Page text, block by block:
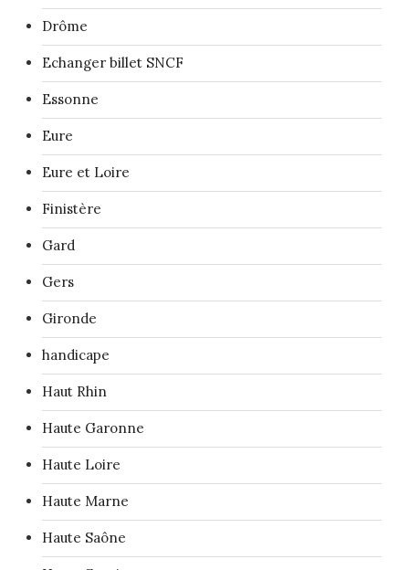
Drôme
Echanger billet SNCF
Essonne
Eure
Eure et Loire
Finistère
Gard
Gers
Gironde
handicape
Haut Rhin
Haute Garonne
Haute Loire
Haute Marne
Haute Saône